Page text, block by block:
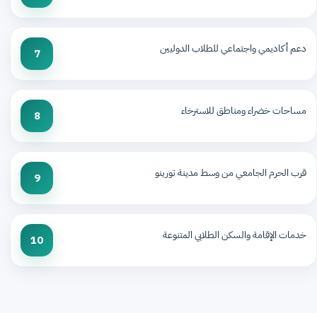
دعم أكاديمي واجتماعي للطلاب الدوليين 7
مساحات خضراء ومناطق للاسترخاء 8
قرب الحرم الجامعي من وسط مدينة تورينو 9
خدمات الإقامة والسكن الطلابي المتنوعة 10